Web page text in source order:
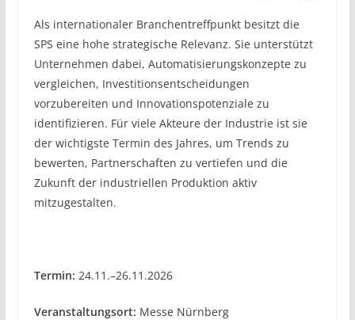
Als internationaler Branchentreffpunkt besitzt die
SPS eine hohe strategische Relevanz. Sie unterstützt
Unternehmen dabei, Automatisierungskonzepte zu
vergleichen, Investitionsentscheidungen
vorzubereiten und Innovationspotenziale zu
identifizieren. Für viele Akteure der Industrie ist sie
der wichtigste Termin des Jahres, um Trends zu
bewerten, Partnerschaften zu vertiefen und die
Zukunft der industriellen Produktion aktiv
mitzugestalten.
Termin: 24.11.–26.11.2026
Veranstaltungsort: Messe Nürnberg